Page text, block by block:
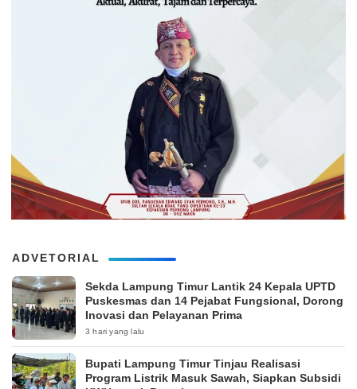
ADVETORIAL
‎Sekda Lampung Timur Lantik 24 Kepala UPTD
Puskesmas dan 14 Pejabat Fungsional, Dorong
Inovasi dan Pelayanan Prima
3 hari yang lalu
Bupati Lampung Timur Tinjau Realisasi
Program Listrik Masuk Sawah, Siapkan Subsidi